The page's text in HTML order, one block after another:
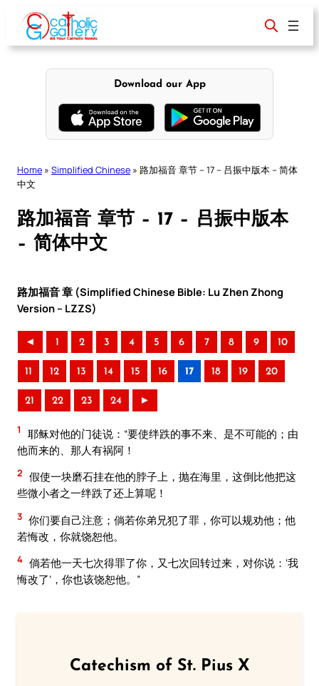
content
Download our App
Home » Simplified Chinese » 路加福音 章节 – 17 – 吕振中版本 – 简体
中文
路加福音 章节 – 17 – 吕振中版本
– 简体中文
路加福音 章 (Simplified Chinese Bible: Lu Zhen Zhong
Version – LZZS)
◄ 1 2 3 4 5 6 7 8 9 10
11 12 13 14 15 16 17 18 19 20
21 22 23 24 ►
1
耶稣对他的门徒说：“要使绊跌的事不来、是不可能的；由
他而来的、那人有祸阿！
2 假使一块磨石挂在他的脖子上，抛在海里，这倒比他把这
些微小者之一绊跌了还上算呢！
3 你们要自己注意；倘若你弟兄犯了罪，你可以规劝他；他
若悔改，你就饶恕他。
4 倘若他一天七次得罪了你，又七次回转过来，对你说：‘我
悔改了’，你也该饶恕他。”
Catechism of St. Pius X